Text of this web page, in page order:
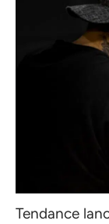
Tendance